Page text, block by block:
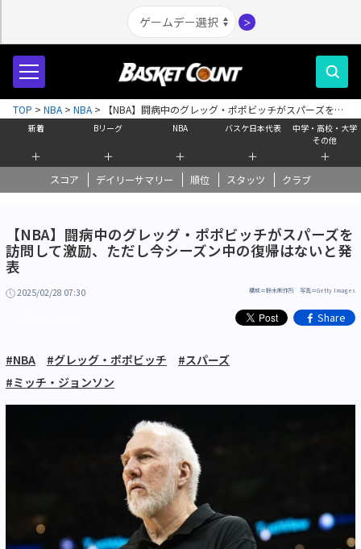
＞
新着
＋
Bリーグ
＋
NBA
＋
バスケ日本代表
＋
中学・高校・大学
その他
＋
スコア デイリーサマリー 順位 スタッツ クラブ
TOP > NBA > NBA >
【NBA】闘病中のグレッグ・ポポビッチがスパーズを訪
問して激励、ただし今シーズン中の復帰はないと発表
【NBA】闘病中のグレッグ・ポポビッチがスパーズを
訪問して激励、ただし今シーズン中の復帰はないと発
表
2025/02/28 07:30 構成＝鈴木制作所 写真＝Getty Images
Share
#NBA #グレッグ・ポポビッチ
#スパーズ
#ミッチ・ジョンソン